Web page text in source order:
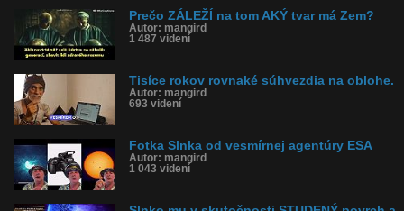
Prečo ZÁLEŽÍ na tom AKÝ tvar má Zem?
Autor: mangird
1 487 videní
Tisíce rokov rovnaké súhvezdia na oblohe.
Autor: mangird
693 videní
Fotka Slnka od vesmírnej agentúry ESA
Autor: mangird
1 043 videní